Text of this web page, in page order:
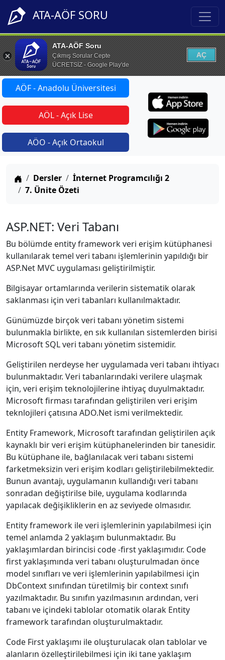
ATA-AÖF SORU
ATA-AÖF Soru
Çıkmış Sorular Cepte
ÜCRETSİZ - Google Play'de
AÇ
AÖF - Anadolu Üniversitesi
AÖL - Açık Lise
AÖO - Açık Ortaokul
Anasayfa
Dersler
İnternet Programcılığı 2
7. Ünite Özeti
ASP.NET: Veri Tabanı
Bu bölümde entity framework veri erişim kütüphanesi
kullanılarak temel veri tabanı işlemlerinin yapıldığı bir
ASP.Net MVC uygulaması geliştirilmiştir.
Bilgisayar ortamlarında verilerin sistematik olarak
saklanması için veri tabanları kullanılmaktadır.
Günümüzde birçok veri tabanı yönetim sistemi
bulunmakla birlikte, en sık kullanılan sistemlerden birisi
Microsoft SQL veri tabanı yönetim sistemidir.
Geliştirilen nerdeyse her uygulamada veri tabanı ihtiyacı
bulunmaktadır. Veri tabanlarındaki verilere ulaşmak
için, veri erişim teknolojilerine ihtiyaç duyulmaktadır.
Microsoft firması tarafından geliştirilen veri erişim
teknlojileri çatısına ADO.Net ismi verilmektedir.
Entity Framework, Microsoft tarafından geliştirilen açık
kaynaklı bir veri erişim kütüphanelerinden bir tanesidir.
Bu kütüphane ile, bağlanılacak veri tabanı sistemi
farketmeksizin veri erişim kodları geliştirilebilmektedir.
Bunun avantajı, uygulamanın kullandığı veri tabanı
sonradan değiştirilse bile, uygulama kodlarında
yapılacak değişikliklerin en az seviyede olmasıdır.
Entity framework ile veri işlemlerinin yapılabilmesi için
temel anlamda 2 yaklaşım bulunmaktadır. Bu
yaklaşımlardan birincisi code -first yaklaşımıdır. Code
first yaklaşımında veri tabanı oluşturulmadan önce
model sınıfları ve veri işlemlerinin yapılabilmesi için
DbContext sınıfından türetilmiş bir context sınıfı
yazılmaktadır. Bu sınıfın yazılmasının ardından, veri
tabanı ve içindeki tablolar otomatik olarak Entity
framework tarafından oluşturulmaktadır.
Code First yaklaşımı ile oluşturulacak olan tablolar ve
alanların özelleştirilebilmesi için iki tane yaklaşım